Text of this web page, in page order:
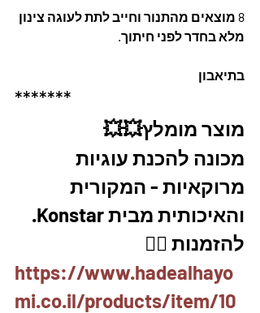
8 מוצאים מהתנור וחייב לתת לעוגה צינון
מלא בחדר לפני חיתוך.
בתיאבון
*******
מוצר מומלץ💥💥
מכונה להכנת עוגיות
מרוקאיות - המקורית
והאיכותית מבית Konstar.
להזמנות 👇🏼
https://www.hadealhayo
mi.co.il/products/item/10